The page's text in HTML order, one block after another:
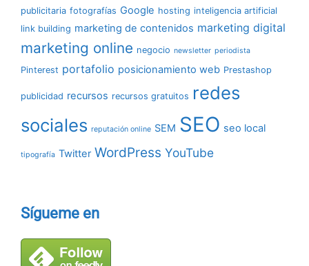
publicitaria fotografías Google hosting inteligencia artificial
link building marketing de contenidos marketing digital
marketing online negocio newsletter periodista
Pinterest portafolio posicionamiento web Prestashop
publicidad recursos recursos gratuitos redes
sociales reputación online SEM SEO seo local
tipografía Twitter WordPress YouTube
Sígueme en